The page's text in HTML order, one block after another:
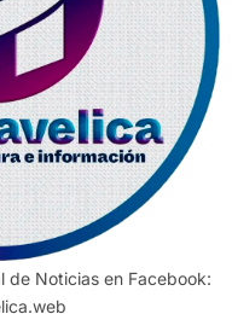
de Noticias en Facebook: